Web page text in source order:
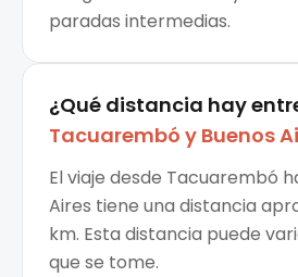
paradas intermedias.
¿Qué distancia hay
Tacuarembó y Buenos
El viaje desde Tacuarembó
Aires tiene una distancia
km. Esta distancia puede
que se tome.